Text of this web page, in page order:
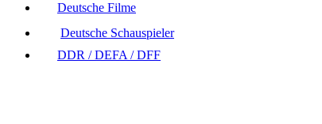
Deutsche Filme
Deutsche Schauspieler
DDR / DEFA / DFF